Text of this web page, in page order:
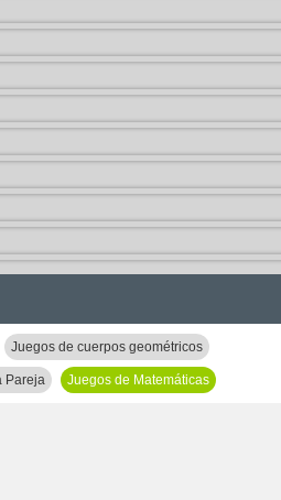
Juegos de cuerpos geométricos
Pareja Juegos de Matemáticas